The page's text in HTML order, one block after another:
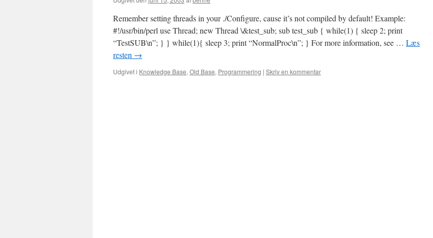
Remember setting threads in your ./Configure, cause it’s not compiled by default! Example:
#!/usr/bin/perl use Thread; new Thread \&test_sub; sub test_sub { while(1) { sleep 2; print
“TestSUB\n”; } } while(1){ sleep 3; print “NormalProc\n”; } For more information, see … Læs
resten →
Udgivet i Knowledge Base, Old Base, Programmering | Skriv en kommentar